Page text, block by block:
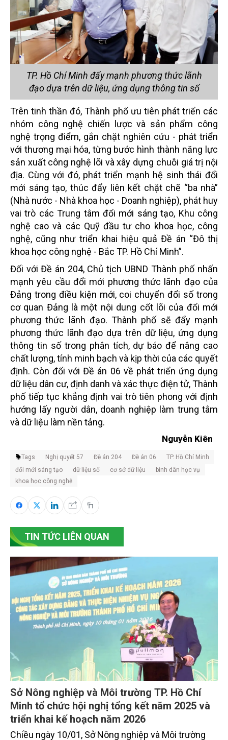
TP. Hồ Chí Minh đẩy mạnh phương thức lãnh
đạo dựa trên dữ liệu, ứng dụng thông tin số
Trên tinh thần đó, Thành phố ưu tiên phát triển các
nhóm công nghệ chiến lược và sản phẩm công
nghệ trọng điểm, gắn chặt nghiên cứu - phát triển
với thương mại hóa, từng bước hình thành năng lực
sản xuất công nghệ lõi và xây dựng chuỗi giá trị nội
địa. Cùng với đó, phát triển mạnh hệ sinh thái đổi
mới sáng tạo, thúc đẩy liên kết chặt chẽ “ba nhà”
(Nhà nước - Nhà khoa học - Doanh nghiệp), phát huy
vai trò các Trung tâm đổi mới sáng tạo, Khu công
nghệ cao và các Quỹ đầu tư cho khoa học, công
nghệ, cũng như triển khai hiệu quả Đề án “Đô thị
khoa học công nghệ - Bắc TP. Hồ Chí Minh”.
Đối với Đề án 204, Chủ tịch UBND Thành phố nhấn
mạnh yêu cầu đổi mới phương thức lãnh đạo của
Đảng trong điều kiện mới, coi chuyển đổi số trong
cơ quan Đảng là một nội dung cốt lõi của đổi mới
phương thức lãnh đạo. Thành phố sẽ đẩy mạnh
phương thức lãnh đạo dựa trên dữ liệu, ứng dụng
thông tin số trong phân tích, dự báo để nâng cao
chất lượng, tính minh bạch và kịp thời của các quyết
định. Còn đối với Đề án 06 về phát triển ứng dụng
dữ liệu dân cư, định danh và xác thực điện tử, Thành
phố tiếp tục khẳng định vai trò tiên phong với định
hướng lấy người dân, doanh nghiệp làm trung tâm
và dữ liệu làm nền tảng.
Nguyễn Kiên
Tags Nghị quyết 57 Đề án 204 Đề án 06
TP. Hồ Chí Minh
đổi mới sáng tạo
dữ liệu số cơ sở dữ liệu
bình dân học vụ
khoa học công nghệ
TIN TỨC LIÊN QUAN
Sở Nông nghiệp và Môi trường TP. Hồ Chí
Minh tổ chức hội nghị tổng kết năm 2025 và
triển khai kế hoạch năm 2026
Chiều ngày 10/01, Sở Nông nghiệp và Môi trường